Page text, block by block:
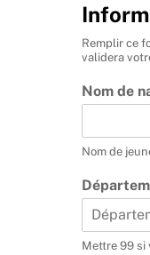
Remplir ce
validera
Nom de
Nom de
Mettre 99 si